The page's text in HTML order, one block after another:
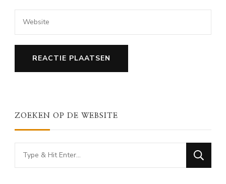
ZOEKEN OP DE WEBSITE
Looking
for